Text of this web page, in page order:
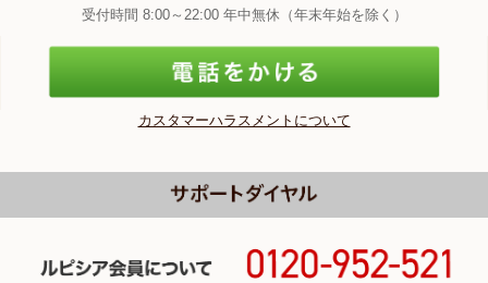
受付時間 8:00～22:00 年中無休（年末年始を除く）
カスタマーハラスメントについて